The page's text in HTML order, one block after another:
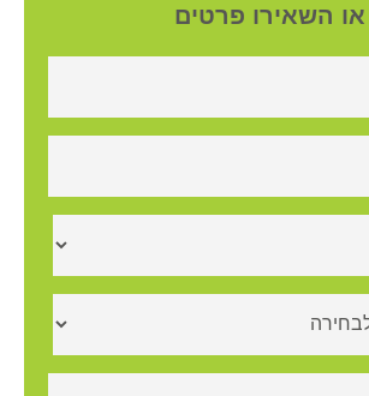
או השאירו פרטים